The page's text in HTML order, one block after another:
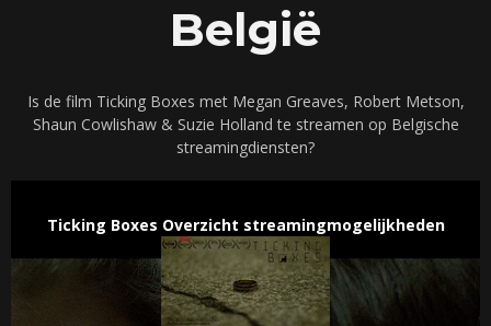
België
Is de film Ticking Boxes met Megan Greaves, Robert Metson,
Shaun Cowlishaw & Suzie Holland te streamen op Belgische
streamingdiensten?
Ticking Boxes Overzicht streamingmogelijkheden